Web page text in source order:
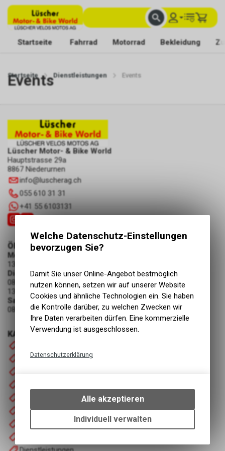
Startseite Fahrrad Motorrad Bekleidung
Startseite Dienstleistungen Events
Events
Lüscher Motor- & Bike World
Hauptstrasse 29a
8867 Niederurnen
info@luscherag.ch
055 610 31 31
+41 55 6103131
KATEGORIEN
Fahrrad
Zubehör / Ersatzteile
Occasionen
ÖFFNUNGSZEITEN
Montag
13:30 - 18:00 Uhr
Dienstag - Freitag
08:00 - 12:00 Uhr
13:30 - 18:00 Uhr
Samstag
08:00 - 12:00 Uhr
Welche Datenschutz-Einstellungen
bevorzugen Sie?
Damit Sie unser Online-Angebot bestmöglich
nutzen können, setzen wir auf unserer Website
Cookies und ähnliche Technologien ein. Sie haben
die Kontrolle darüber, zu welchen Zwecken wir
Ihre Daten verarbeiten dürfen. Eine kommerzielle
Verwendung ist ausgeschlossen.
Datenschutzerklärung
bestimmte Interaktionen und
Einstellungen auf Ihrem Gerät,
um die grundlegenden
Funktionen unseres Online-
Alle akzeptieren
Individuell verwalten